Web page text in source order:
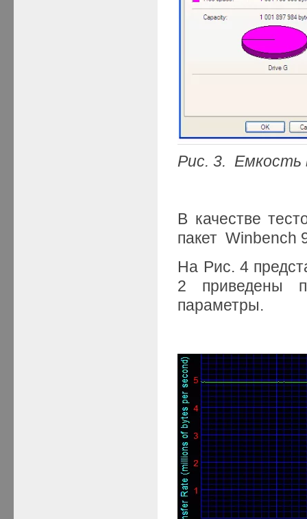
Рис. 3. Емкость
В качестве
пакет Winbench
На Рис. 4
2 приведены
параметры.